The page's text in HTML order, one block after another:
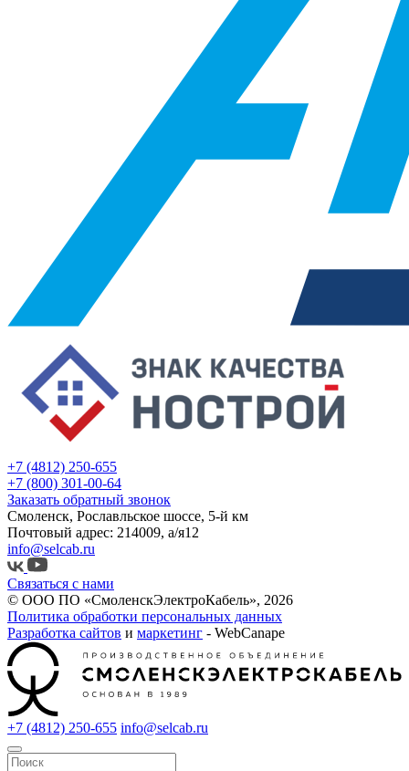
+7 (4812) 250-655
+7 (800) 301-00-64
Заказать обратный звонок
Смоленск, Рославльское шоссе, 5-й км
Почтовый адрес: 214009, а/я12
info@selcab.ru
Связаться с нами
© ООО ПО «СмоленскЭлектроКабель», 2026
Политика обработки персональных данных
Разработка сайтов и маркетинг - WebCanape
+7 (4812) 250-655 info@selcab.ru